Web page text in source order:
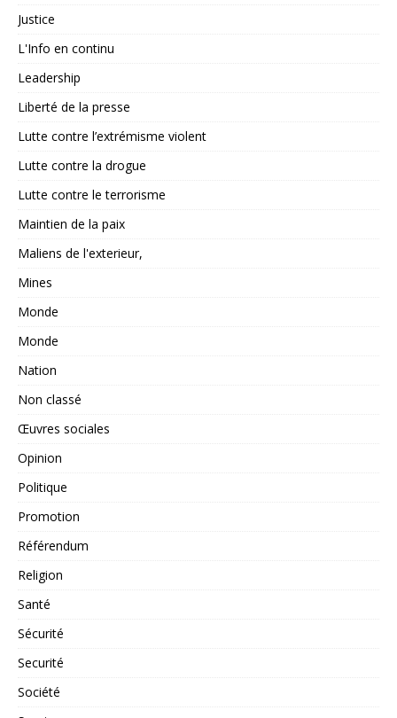
Justice
L'Info en continu
Leadership
Liberté de la presse
Lutte contre l’extrémisme violent
Lutte contre la drogue
Lutte contre le terrorisme
Maintien de la paix
Maliens de l'exterieur,
Mines
Monde
Monde
Nation
Non classé
Œuvres sociales
Opinion
Politique
Promotion
Référendum
Religion
Santé
Sécurité
Securité
Société